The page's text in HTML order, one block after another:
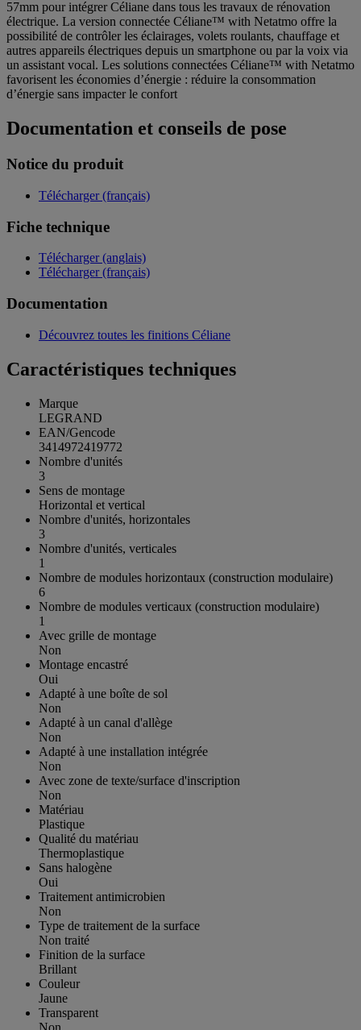
57mm pour intégrer Céliane dans tous les travaux de rénovation
électrique. La version connectée Céliane™ with Netatmo offre la
possibilité de contrôler les éclairages, volets roulants, chauffage et
autres appareils électriques depuis un smartphone ou par la voix via
un assistant vocal. Les solutions connectées Céliane™ with Netatmo
favorisent les économies d’énergie : réduire la consommation
d’énergie sans impacter le confort
Documentation et conseils de pose
Notice du produit
Télécharger (français)
Fiche technique
Télécharger (anglais)
Télécharger (français)
Documentation
Découvrez toutes les finitions Céliane
Caractéristiques techniques
Marque
LEGRAND
EAN/Gencode
3414972419772
Nombre d'unités
3
Sens de montage
Horizontal et vertical
Nombre d'unités, horizontales
3
Nombre d'unités, verticales
1
Nombre de modules horizontaux (construction modulaire)
6
Nombre de modules verticaux (construction modulaire)
1
Avec grille de montage
Non
Montage encastré
Oui
Adapté à une boîte de sol
Non
Adapté à un canal d'allège
Non
Adapté à une installation intégrée
Non
Avec zone de texte/surface d'inscription
Non
Matériau
Plastique
Qualité du matériau
Thermoplastique
Sans halogène
Oui
Traitement antimicrobien
Non
Type de traitement de la surface
Non traité
Finition de la surface
Brillant
Couleur
Jaune
Transparent
Non